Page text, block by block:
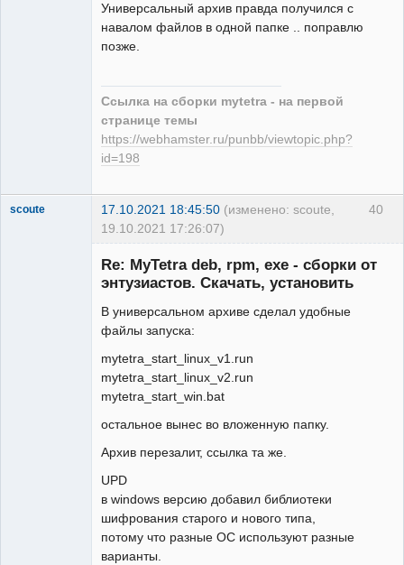
Универсальный архив правда получился с
навалом файлов в одной папке .. поправлю
позже.
Ссылка на сборки mytetra - на первой
странице темы
https://webhamster.ru/punbb/viewtopic.php?
id=198
40
scoute 17.10.2021 18:45:50 (изменено: scoute,
19.10.2021 17:26:07)
Re: MyTetra deb, rpm, exe - сборки от
энтузиастов. Скачать, установить
В универсальном архиве сделал удобные
файлы запуска:
mytetra_start_linux_v1.run
mytetra_start_linux_v2.run
mytetra_start_win.bat
остальное вынес во вложенную папку.
Архив перезалит, ссылка та же.
UPD
в windows версию добавил библиотеки
шифрования старого и нового типа,
потому что разные ОС используют разные
варианты.